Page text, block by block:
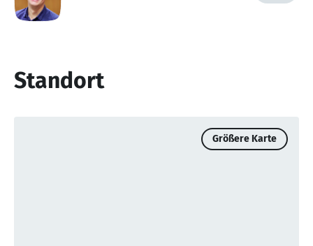
Standort
Größere Karte